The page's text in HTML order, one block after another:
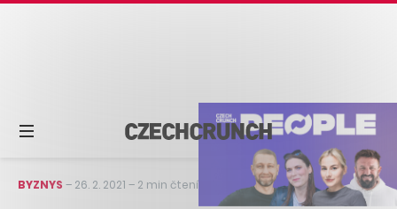
BYZNYS – 26. 2. 2021 – 2 min čtení